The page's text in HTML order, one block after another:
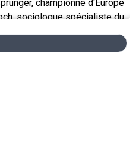
championne d'Europe
sociologue spécialiste du
de Lausanne